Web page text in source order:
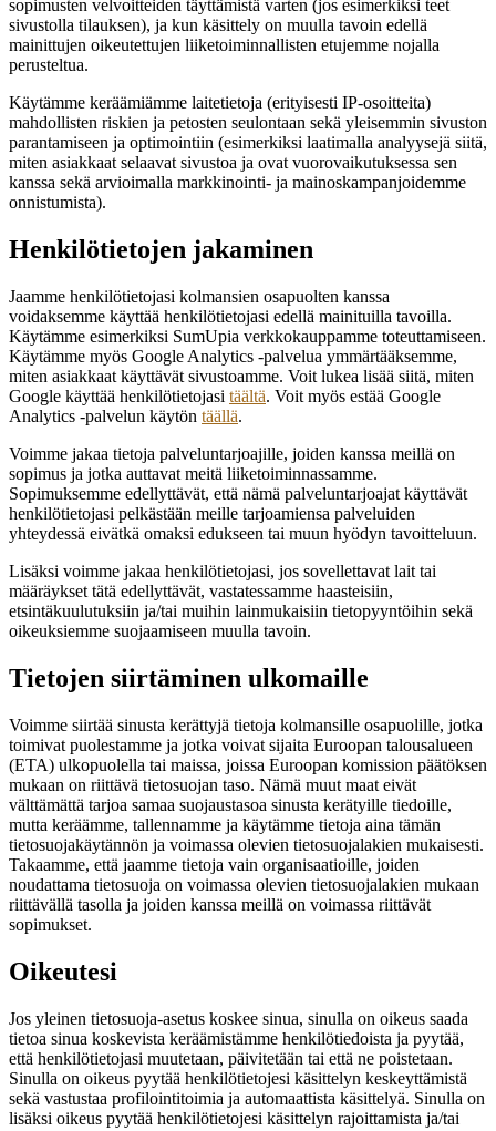
sopimusten velvoitteiden täyttämistä varten (jos esimerkiksi teet
sivustolla tilauksen), ja kun käsittely on muulla tavoin edellä
mainittujen oikeutettujen liiketoiminnallisten etujemme nojalla
perusteltua.
Käytämme keräämiämme laitetietoja (erityisesti IP-osoitteita)
mahdollisten riskien ja petosten seulontaan sekä yleisemmin sivuston
parantamiseen ja optimointiin (esimerkiksi laatimalla analyysejä siitä,
miten asiakkaat selaavat sivustoa ja ovat vuorovaikutuksessa sen
kanssa sekä arvioimalla markkinointi- ja mainoskampanjoidemme
onnistumista).
Henkilötietojen jakaminen
Jaamme henkilötietojasi kolmansien osapuolten kanssa
voidaksemme käyttää henkilötietojasi edellä mainituilla tavoilla.
Käytämme esimerkiksi SumUpia verkkokauppamme toteuttamiseen.
Käytämme myös Google Analytics ‑palvelua ymmärtääksemme,
miten asiakkaat käyttävät sivustoamme. Voit lukea lisää siitä, miten
Google käyttää henkilötietojasi täältä. Voit myös estää Google
Analytics ‑palvelun käytön täällä.
Voimme jakaa tietoja palveluntarjoajille, joiden kanssa meillä on
sopimus ja jotka auttavat meitä liiketoiminnassamme.
Sopimuksemme edellyttävät, että nämä palveluntarjoajat käyttävät
henkilötietojasi pelkästään meille tarjoamiensa palveluiden
yhteydessä eivätkä omaksi edukseen tai muun hyödyn tavoitteluun.
Lisäksi voimme jakaa henkilötietojasi, jos sovellettavat lait tai
määräykset tätä edellyttävät, vastatessamme haasteisiin,
etsintäkuulutuksiin ja/tai muihin lainmukaisiin tietopyyntöihin sekä
oikeuksiemme suojaamiseen muulla tavoin.
Tietojen siirtäminen ulkomaille
Voimme siirtää sinusta kerättyjä tietoja kolmansille osapuolille, jotka
toimivat puolestamme ja jotka voivat sijaita Euroopan talousalueen
(ETA) ulkopuolella tai maissa, joissa Euroopan komission päätöksen
mukaan on riittävä tietosuojan taso. Nämä muut maat eivät
välttämättä tarjoa samaa suojaustasoa sinusta kerätyille tiedoille,
mutta keräämme, tallennamme ja käytämme tietoja aina tämän
tietosuojakäytännön ja voimassa olevien tietosuojalakien mukaisesti.
Takaamme, että jaamme tietoja vain organisaatioille, joiden
noudattama tietosuoja on voimassa olevien tietosuojalakien mukaan
riittävällä tasolla ja joiden kanssa meillä on voimassa riittävät
sopimukset.
Oikeutesi
Jos yleinen tietosuoja-asetus koskee sinua, sinulla on oikeus saada
tietoa sinua koskevista keräämistämme henkilötiedoista ja pyytää,
että henkilötietojasi muutetaan, päivitetään tai että ne poistetaan.
Sinulla on oikeus pyytää henkilötietojesi käsittelyn keskeyttämistä
sekä vastustaa profilointitoimia ja automaattista käsittelyä. Sinulla on
lisäksi oikeus pyytää henkilötietojesi käsittelyn rajoittamista ja/tai